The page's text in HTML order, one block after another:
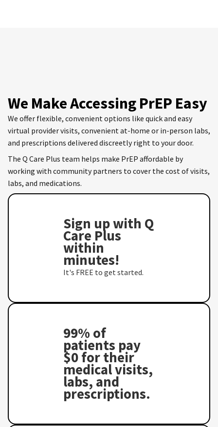
We Make Accessing PrEP Easy
We offer flexible, convenient options like quick and easy
virtual provider visits, convenient at-home or in-person labs,
and prescriptions delivered discreetly right to your door.
The Q Care Plus team helps make PrEP affordable by
working with community partners to cover the cost of visits,
labs, and medications.
Sign up with Q
Care Plus
within
minutes!
It's FREE to get started.
99% of
patients pay
$0 for their
medical visits,
labs, and
prescriptions.